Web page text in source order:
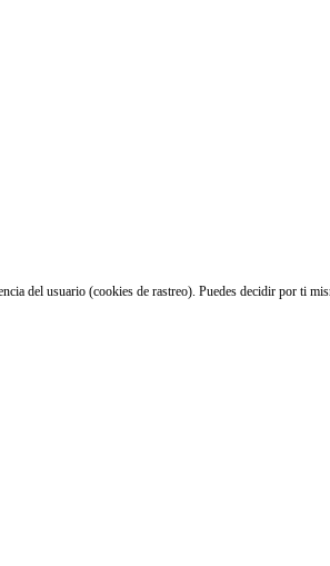
del usuario (cookies de rastreo). Puedes decidir por ti